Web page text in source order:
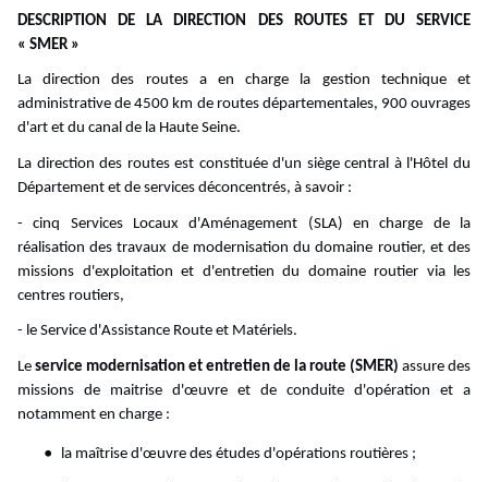
DESCRIPTION DE LA DIRECTION DES ROUTES ET DU SERVICE
« SMER »
La direction des routes a en charge la gestion technique et
administrative de 4500 km de routes départementales, 900 ouvrages
d'art et du canal de la Haute Seine.
La direction des routes est constituée d'un siège central à l'Hôtel du
Département et de services déconcentrés, à savoir :
- cinq Services Locaux d'Aménagement (SLA) en charge de la
réalisation des travaux de modernisation du domaine routier, et des
missions d'exploitation et d'entretien du domaine routier via les
centres routiers,
- le Service d'Assistance Route et Matériels.
Le service modernisation et entretien de la route (SMER) assure des
missions de maitrise d'œuvre et de conduite d'opération et a
notamment en charge :
la maîtrise d'œuvre des études d'opérations routières ;